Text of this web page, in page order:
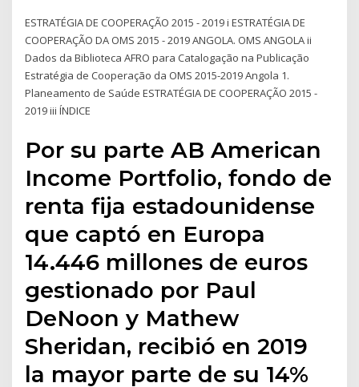
ESTRATÉGIA DE COOPERAÇÃO 2015 - 2019 i ESTRATÉGIA DE
COOPERAÇÃO DA OMS 2015 - 2019 ANGOLA. OMS ANGOLA ii
Dados da Biblioteca AFRO para Catalogação na Publicação
Estratégia de Cooperação da OMS 2015-2019 Angola 1.
Planeamento de Saúde ESTRATÉGIA DE COOPERAÇÃO 2015 -
2019 iii ÍNDICE
Por su parte AB American
Income Portfolio, fondo de
renta fija estadounidense
que captó en Europa
14.446 millones de euros
gestionado por Paul
DeNoon y Mathew
Sheridan, recibió en 2019
la mayor parte de su 14%